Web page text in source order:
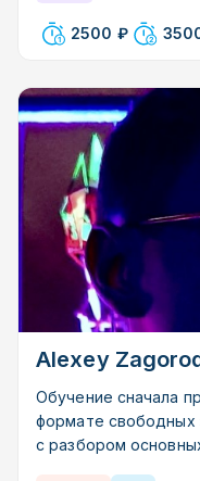
2500 ₽
Alexey
Обучение сначала
формате свободных
с разбором